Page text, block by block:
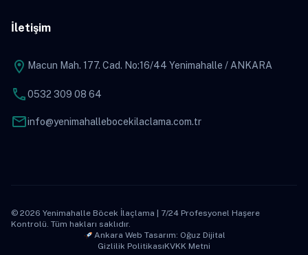
İletişim
location_on Macun Mah. 177. Cad. No:16/44 Yenimahalle / ANKARA
phone0532 309 08 64
mailinfo@yenimahallebocekilaclama.com.tr
© 2026 Yenimahalle Böcek İlaçlama | 7/24 Profesyonel Haşere
Kontrolü. Tüm hakları saklıdır.
Ankara Web Tasarım: Oğuz Dijital
Gizlilik PolitikasıKVKK Metni